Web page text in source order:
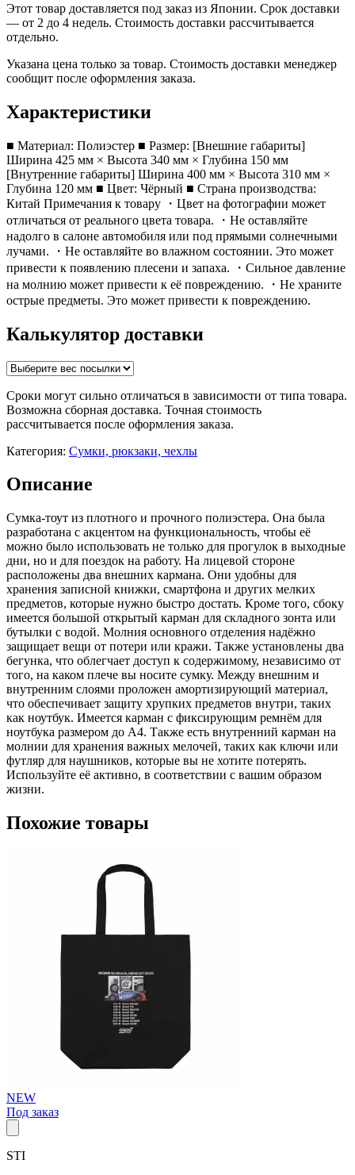
Этот товар доставляется под заказ из Японии. Срок доставки
— от 2 до 4 недель. Стоимость доставки рассчитывается
отдельно.
Указана цена только за товар. Стоимость доставки менеджер
сообщит после оформления заказа.
Характеристики
■ Материал: Полиэстер ■ Размер: [Внешние габариты]
Ширина 425 мм × Высота 340 мм × Глубина 150 мм
[Внутренние габариты] Ширина 400 мм × Высота 310 мм ×
Глубина 120 мм ■ Цвет: Чёрный ■ Страна производства:
Китай Примечания к товару ・Цвет на фотографии может
отличаться от реального цвета товара. ・Не оставляйте
надолго в салоне автомобиля или под прямыми солнечными
лучами. ・Не оставляйте во влажном состоянии. Это может
привести к появлению плесени и запаха. ・Сильное давление
на молнию может привести к её повреждению. ・Не храните
острые предметы. Это может привести к повреждению.
Калькулятор доставки
Сроки могут сильно отличаться в зависимости от типа товара.
Возможна сборная доставка. Точная стоимость
рассчитывается после оформления заказа.
Категория: Сумки, рюкзаки, чехлы
Описание
Сумка-тоут из плотного и прочного полиэстера. Она была
разработана с акцентом на функциональность, чтобы её
можно было использовать не только для прогулок в выходные
дни, но и для поездок на работу. На лицевой стороне
расположены два внешних кармана. Они удобны для
хранения записной книжки, смартфона и других мелких
предметов, которые нужно быстро достать. Кроме того, сбоку
имеется большой открытый карман для складного зонта или
бутылки с водой. Молния основного отделения надёжно
защищает вещи от потери или кражи. Также установлены два
бегунка, что облегчает доступ к содержимому, независимо от
того, на каком плече вы носите сумку. Между внешним и
внутренним слоями проложен амортизирующий материал,
что обеспечивает защиту хрупких предметов внутри, таких
как ноутбук. Имеется карман с фиксирующим ремнём для
ноутбука размером до A4. Также есть внутренний карман на
молнии для хранения важных мелочей, таких как ключи или
футляр для наушников, которые вы не хотите потерять.
Используйте её активно, в соответствии с вашим образом
жизни.
Похожие товары
NEW
Под заказ
STI